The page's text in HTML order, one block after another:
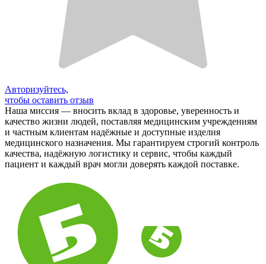
Авторизуйтесь,
чтобы оставить отзыв
Наша миссия — вносить вклад в здоровье, уверенность и
качество жизни людей, поставляя медицинским учреждениям
и частным клиентам надёжные и доступные изделия
медицинского назначения. Мы гарантируем строгий контроль
качества, надёжную логистику и сервис, чтобы каждый
пациент и каждый врач могли доверять каждой поставке.